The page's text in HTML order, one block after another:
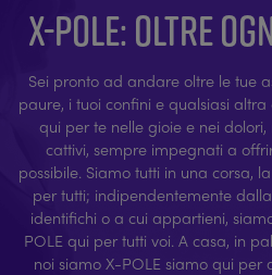
X-POLE: OLTRE
Sei pronto ad andare oltre le tue
paure, i tuoi confini e qualsiasi
qui per te nelle gioie e nei
cattivi, sempre impegnati a
possibile. Siamo tutti in una corsa,
per tutti; indipendentemente
identifichi o a cui appartieni,
POLE qui per tutti voi. A casa, in
noi siamo X-POLE siamo qui per